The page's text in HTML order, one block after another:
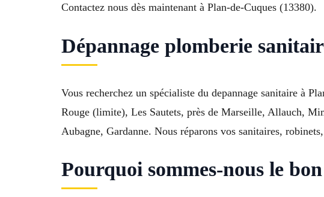
Contactez nous dès maintenant à Plan-de-Cuques (13380).
Dépannage plomberie
Vous recherchez un spécialiste du depannage sanitaire à
Rouge (limite), Les Sautets, près de Marseille, Allauch,
Aubagne, Gardanne. Nous réparons vos sanitaires,
Pourquoi sommes-nous le